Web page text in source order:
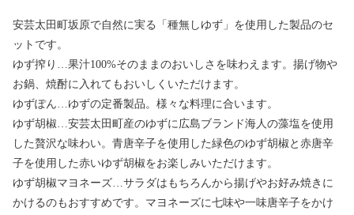
安芸太田町坂原で自然に実る「種無しゆず」を使用した製品のセ
ットです。
ゆず搾り…果汁100%そのままのおいしさを味わえます。揚げ物や
お鍋、焼酎に入れてもおいしくいただけます。
ゆずぽん…ゆずの定番製品。様々な料理に合います。
ゆず胡椒…安芸太田町産のゆずに広島ブランド海人の藻塩を使用
した贅沢な味わい。青唐辛子を使用した緑色のゆず胡椒と赤唐辛
子を使用した赤いゆず胡椒をお楽しみいただけます。
ゆず胡椒マヨネーズ…サラダはもちろんから揚げやお好み焼きに
かけるのもおすすめです。マヨネーズに七味や一味唐辛子をかけ